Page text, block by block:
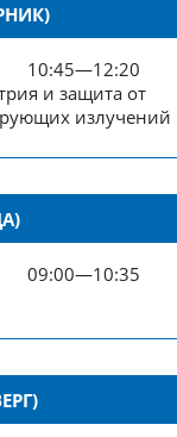
10:45—12:20
и защита от
излучений
09:00—10:35